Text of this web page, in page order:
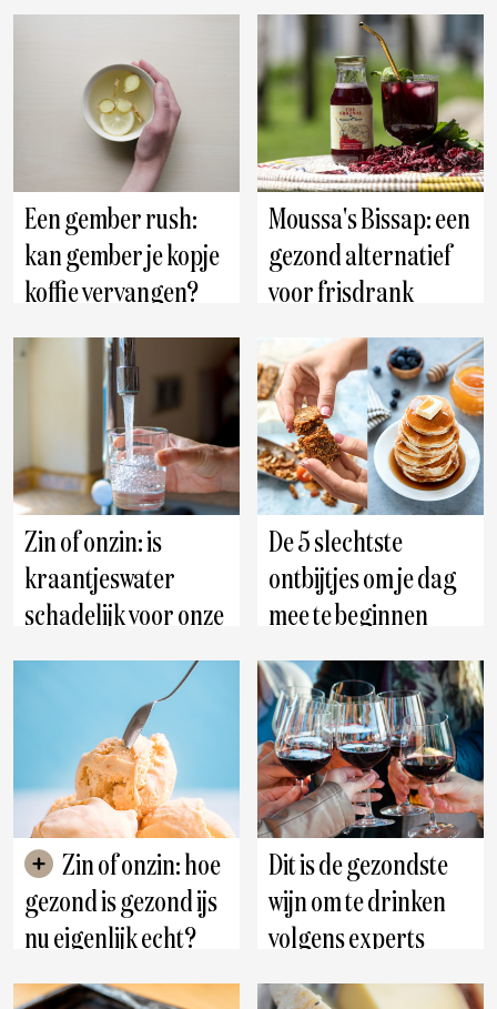
Een gember rush:
kan gember je kopje
koffie vervangen?
Moussa's Bissap: een
gezond alternatief
voor frisdrank
rechtstreeks uit de
natuur
Zin of onzin: is
kraantjeswater
schadelijk voor onze
gezondheid?
De 5 slechtste
ontbijtjes om je dag
mee te beginnen
gezond is gezond ijs
nu eigenlijk echt?
Dit is de gezondste
wijn om te drinken
volgens experts